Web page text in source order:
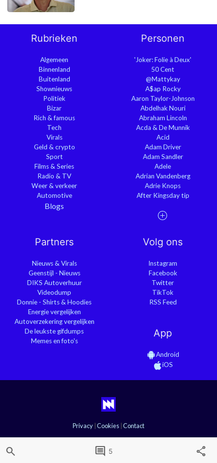
search comment 5 share
Rubrieken
Algemeen
Binnenland
Buitenland
Shownieuws
Politiek
Bizar
Rich & famous
Tech
Virals
Geld & crypto
Sport
Films & Series
Radio & TV
Weer & verkeer
Automotive
Blogs
Personen
'Joker: Folie à Deux'
50 Cent
@Mattykay
A$ap Rocky
Aaron Taylor-Johnson
Abdelhak Nouri
Abraham Lincoln
Acda & De Munnik
Acid
Adam Driver
Adam Sandler
Adele
Adrian Vandenberg
Adrie Knops
After Kingsday tip
Partners
Nieuws & Virals
Geenstijl - Nieuws
DIKS Autoverhuur
Videodump
Donnie - Shirts & Hoodies
Energie vergelijken
Autoverzekering vergelijken
De leukste gifdumps
Memes en foto's
Volg ons
Instagram
Facebook
Twitter
TikTok
RSS Feed
App
Android
iOS
Privacy Cookies Contact